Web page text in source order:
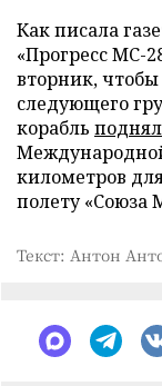
Как писала
«Прогресс МС-
вторник,
следующего
корабль поднял
километров
полету «Союза
Текст: Антон